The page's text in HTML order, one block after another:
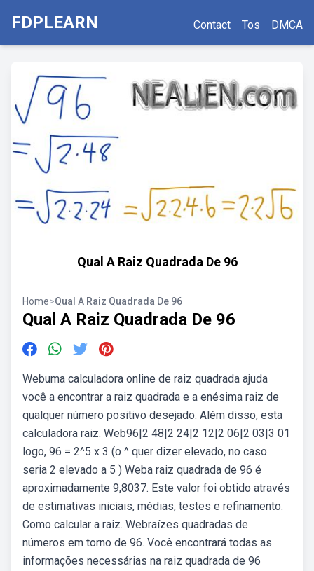
FDPLEARN Contact Tos DMCA
Qual A Raiz Quadrada De 96
Home>Qual A Raiz Quadrada De 96
Qual A Raiz Quadrada De 96
Webuma calculadora online de raiz quadrada ajuda
você a encontrar a raiz quadrada e a enésima raiz de
qualquer número positivo desejado. Além disso, esta
calculadora raiz. Web96|2 48|2 24|2 12|2 06|2 03|3 01
logo, 96 = 2^5 x 3 (o ^ quer dizer elevado, no caso
seria 2 elevado a 5 ) Weba raiz quadrada de 96 é
aproximadamente 9,8037. Este valor foi obtido através
de estimativas iniciais, médias, testes e refinamento.
Como calcular a raiz. Webraízes quadradas de
números em torno de 96. Você encontrará todas as
informações necessárias na raiz quadrada de 96